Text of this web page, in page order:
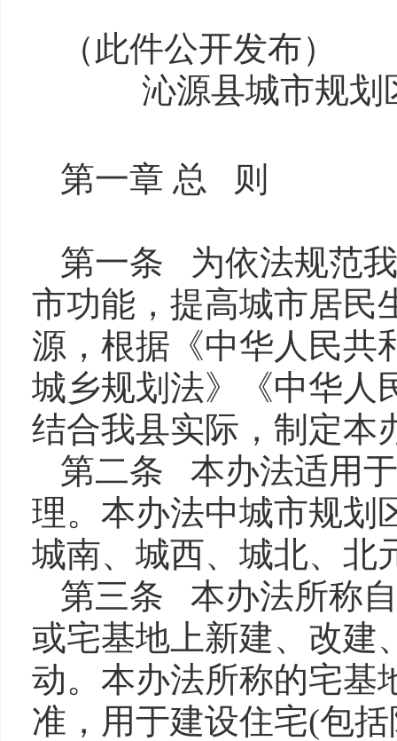
（此件公开发布）
沁源县城市规划
第一章 总 则
第一条 为依法规范
市功能，提高城市居民
源，根据《中华人民共
城乡规划法》《中华人
结合我县实际，制定本
第二条 本办法适用
理。本办法中城市规划
城南、城西、城北、北
第三条 本办法所称
或宅基地上新建、改建
动。本办法所称的宅基
准，用于建设住宅(包